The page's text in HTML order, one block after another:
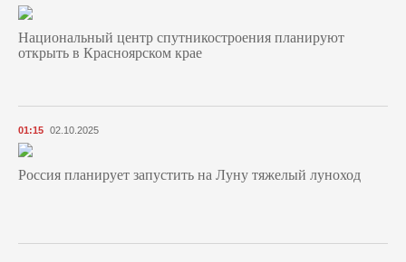
Национальный центр спутникостроения планируют
открыть в Красноярском крае
01:15 02.10.2025
Россия планирует запустить на Луну тяжелый луноход